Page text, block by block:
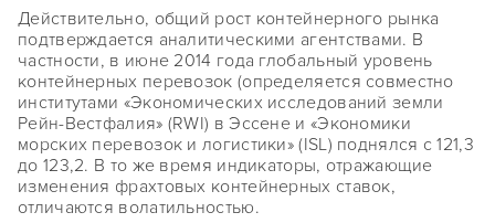
Действительно, общий рост контейнерного рынка
подтверждается аналитическими агентствами. В
частности, в июне 2014 года глобальный уровень
контейнерных перевозок (определяется совместно
институтами «Экономических исследований земли
Рейн-Вестфалия» (RWI) в Эссене и «Экономики
морских перевозок и логистики» (ISL) поднялся с 121,3
до 123,2. В то же время индикаторы, отражающие
изменения фрахтовых контейнерных ставок,
отличаются волатильностью.